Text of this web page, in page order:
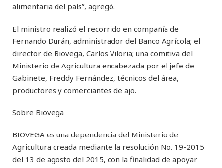
alimentaria del país”, agregó.
El ministro realizó el recorrido en compañía de
Fernando Durán, administrador del Banco Agrícola; el
director de Biovega, Carlos Viloria; una comitiva del
Ministerio de Agricultura encabezada por el jefe de
Gabinete, Freddy Fernández, técnicos del área,
productores y comerciantes de ajo.
Sobre Biovega
BIOVEGA es una dependencia del Ministerio de
Agricultura creada mediante la resolución No. 19-2015
del 13 de agosto del 2015, con la finalidad de apoyar